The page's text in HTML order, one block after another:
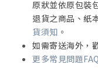
原狀並依原包裝
退貨之商品、紙
貨須知 。
如需寄送海外，
更多常見問題FAQ